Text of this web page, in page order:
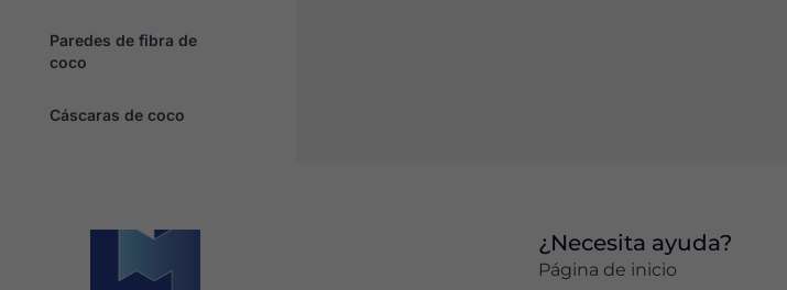
Paredes de fibra de
coco
Cáscaras de coco
¿Necesita ayuda?
Página de inicio